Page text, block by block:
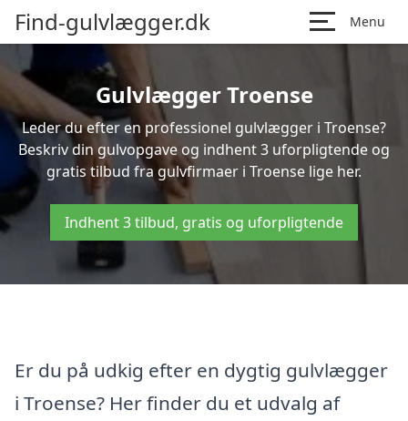
Find-gulvlægger.dk Menu
Gulvlægger Troense
Leder du efter en professionel gulvlægger i Troense?
Beskriv din gulvopgave og indhent 3 uforpligtende og
gratis tilbud fra gulvfirmaer i Troense lige her.
Indhent 3 tilbud, gratis og uforpligtende
Er du på udkig efter en dygtig gulvlægger
i Troense? Her finder du et udvalg af